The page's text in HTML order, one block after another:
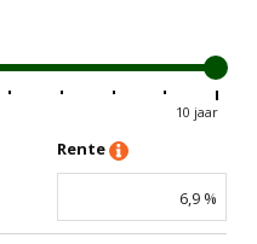
10 jaar
Rente
6,9 %